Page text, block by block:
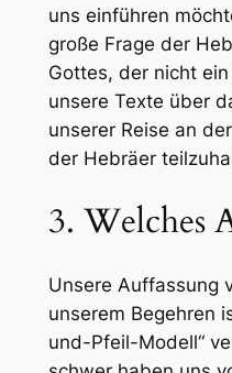
uns einführen
große Frage der
Gottes, der nicht
unsere Texte über
unserer Reise an
der Hebräer
3. Welches
Unsere Auffassung
unserem Begehren
und-Pfeil-Modell“